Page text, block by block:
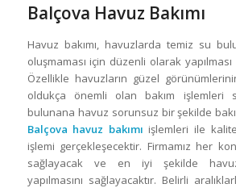
Balçova Havuz Bakımı
Havuz bakımı, havuzlarda temiz su
oluşmaması için düzenli olarak
Özellikle havuzların güzel
oldukça önemli olan bakım işlemleri
bulunana havuz sorunsuz bir şekilde
Balçova havuz bakımı işlemleri ile
işlemi gerçekleşecektir. Firmamız her
sağlayacak ve en iyi şekilde
yapılmasını sağlayacaktır. Belirli